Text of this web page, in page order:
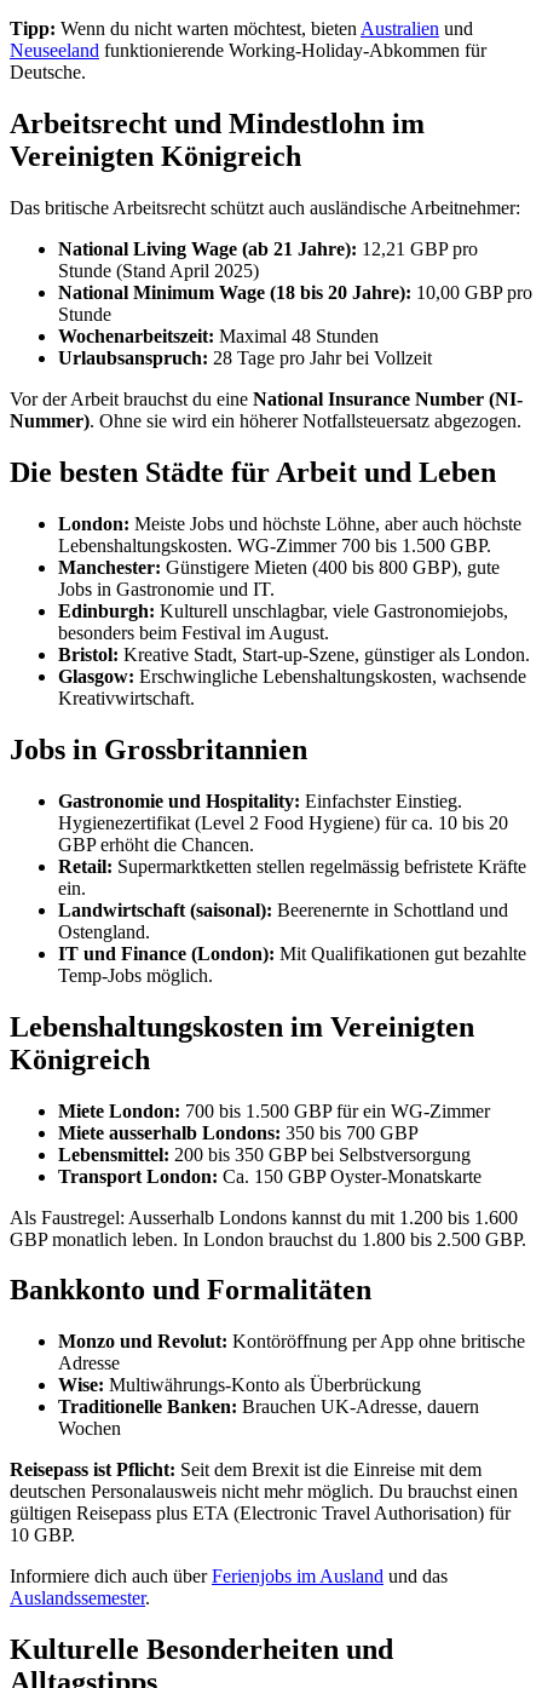
Tipp: Wenn du nicht warten möchtest, bieten Australien und
Neuseeland funktionierende Working-Holiday-Abkommen für
Deutsche.
Arbeitsrecht und Mindestlohn im
Vereinigten Königreich
Das britische Arbeitsrecht schützt auch ausländische Arbeitnehmer:
National Living Wage (ab 21 Jahre): 12,21 GBP pro
Stunde (Stand April 2025)
National Minimum Wage (18 bis 20 Jahre): 10,00 GBP pro
Stunde
Wochenarbeitszeit: Maximal 48 Stunden
Urlaubsanspruch: 28 Tage pro Jahr bei Vollzeit
Vor der Arbeit brauchst du eine National Insurance Number (NI-
Nummer). Ohne sie wird ein höherer Notfallsteuersatz abgezogen.
Die besten Städte für Arbeit und Leben
London: Meiste Jobs und höchste Löhne, aber auch höchste
Lebenshaltungskosten. WG-Zimmer 700 bis 1.500 GBP.
Manchester: Günstigere Mieten (400 bis 800 GBP), gute
Jobs in Gastronomie und IT.
Edinburgh: Kulturell unschlagbar, viele Gastronomiejobs,
besonders beim Festival im August.
Bristol: Kreative Stadt, Start-up-Szene, günstiger als London.
Glasgow: Erschwingliche Lebenshaltungskosten, wachsende
Kreativwirtschaft.
Jobs in Grossbritannien
Gastronomie und Hospitality: Einfachster Einstieg.
Hygienezertifikat (Level 2 Food Hygiene) für ca. 10 bis 20
GBP erhöht die Chancen.
Retail: Supermarktketten stellen regelmässig befristete Kräfte
ein.
Landwirtschaft (saisonal): Beerenernte in Schottland und
Ostengland.
IT und Finance (London): Mit Qualifikationen gut bezahlte
Temp-Jobs möglich.
Lebenshaltungskosten im Vereinigten
Königreich
Miete London: 700 bis 1.500 GBP für ein WG-Zimmer
Miete ausserhalb Londons: 350 bis 700 GBP
Lebensmittel: 200 bis 350 GBP bei Selbstversorgung
Transport London: Ca. 150 GBP Oyster-Monatskarte
Als Faustregel: Ausserhalb Londons kannst du mit 1.200 bis 1.600
GBP monatlich leben. In London brauchst du 1.800 bis 2.500 GBP.
Bankkonto und Formalitäten
Monzo und Revolut: Kontöröffnung per App ohne britische
Adresse
Wise: Multiwährungs-Konto als Überbrückung
Traditionelle Banken: Brauchen UK-Adresse, dauern
Wochen
Reisepass ist Pflicht: Seit dem Brexit ist die Einreise mit dem
deutschen Personalausweis nicht mehr möglich. Du brauchst einen
gültigen Reisepass plus ETA (Electronic Travel Authorisation) für
10 GBP.
Informiere dich auch überFerienjobs im Ausland und das
Auslandssemester.
Kulturelle Besonderheiten und